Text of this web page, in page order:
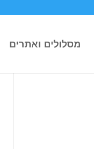
מסלולים ואתרים